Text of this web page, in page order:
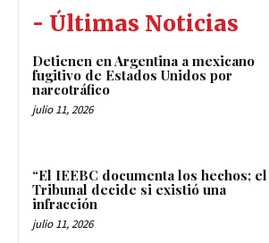
- Últimas Noticias
Detienen en Argentina a mexicano
fugitivo de Estados Unidos por
narcotráfico
julio 11, 2026
“El IEEBC documenta los hechos; el
Tribunal decide si existió una
infracción
julio 11, 2026